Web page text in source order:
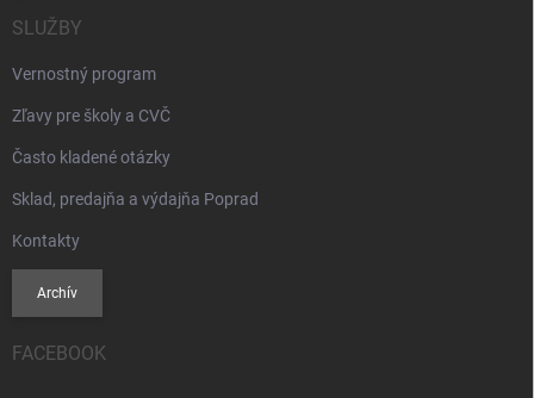
SLUŽBY
Vernostný program
Zľavy pre školy a CVČ
Často kladené otázky
Sklad, predajňa a výdajňa Poprad
Kontakty
Archív
FACEBOOK